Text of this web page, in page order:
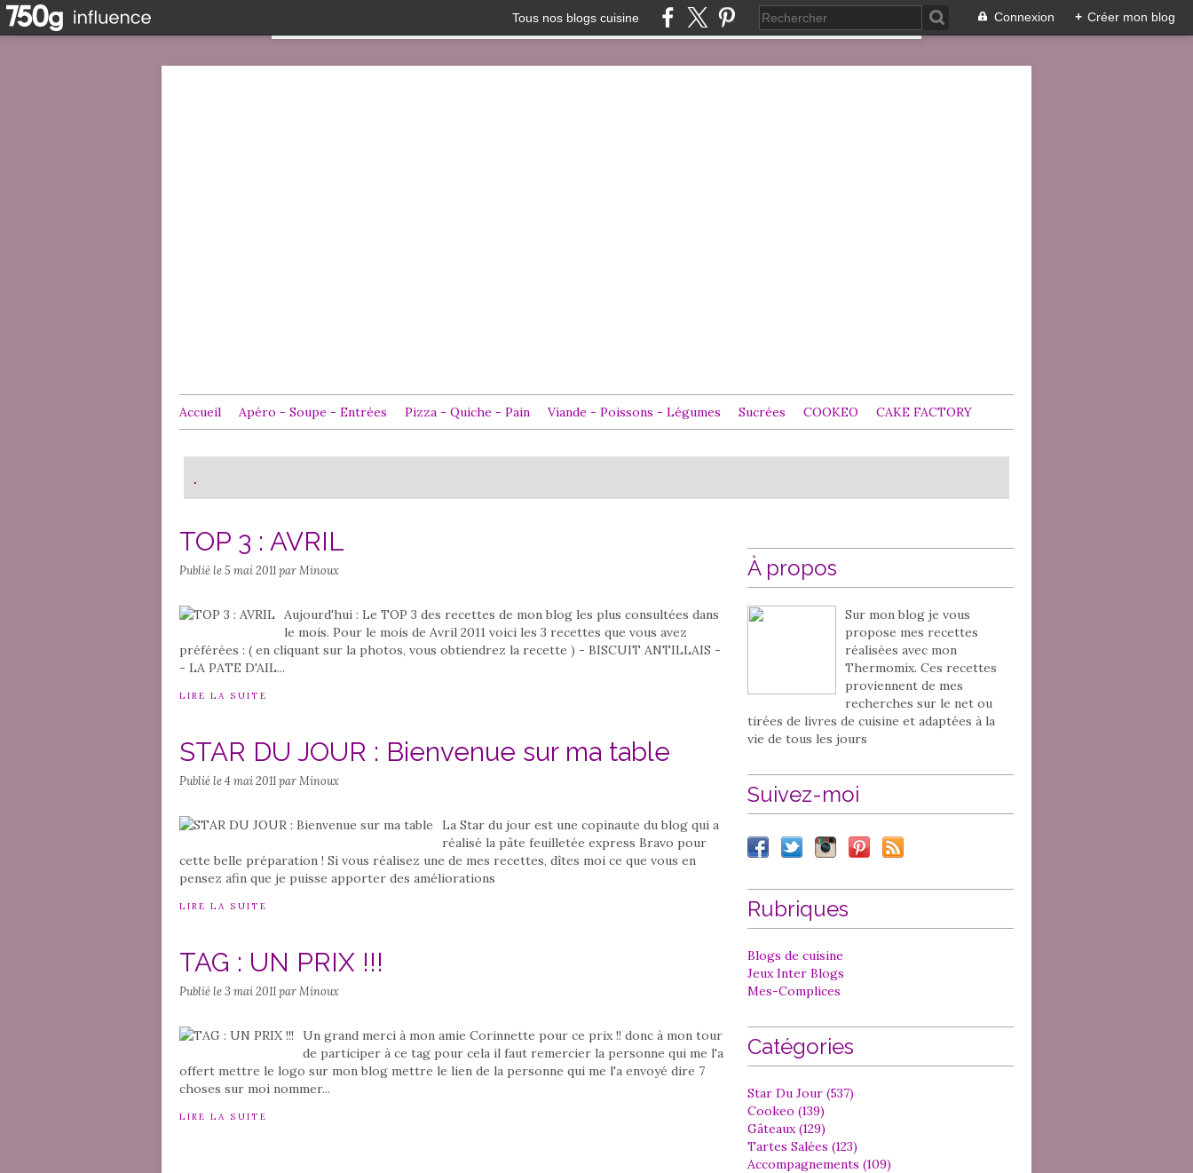
Tous nos blogs cuisine Connexion + Créer mon blog
Accueil Apéro - Soupe - Entrées Pizza - Quiche - Pain Viande - Poissons - Légumes Sucrées COOKEO CAKE FACTORY
.
TOP 3 : AVRIL
Publié le5 mai 2011par Minoux
Aujourd'hui : Le TOP 3 des recettes de mon blog les plus consultées dans
le mois. Pour le mois de Avril 2011 voici les 3 recettes que vous avez
préférées : ( en cliquant sur la photos, vous obtiendrez la recette ) - BISCUIT ANTILLAIS -
- LA PATE D'AIL...
LIRE LA SUITE
STAR DU JOUR : Bienvenue sur ma table
Publié le4 mai 2011par Minoux
La Star du jour est une copinaute du blog qui a
réalisé la pâte feuilletée express Bravo pour
cette belle préparation ! Si vous réalisez une de mes recettes, dîtes moi ce que vous en
pensez afin que je puisse apporter des améliorations
LIRE LA SUITE
TAG : UN PRIX !!!
Publié le3 mai 2011par Minoux
Un grand merci à mon amie Corinnette pour ce prix !! donc à mon tour
de participer à ce tag pour cela il faut remercier la personne qui me l'a
offert mettre le logo sur mon blog mettre le lien de la personne qui me l'a envoyé dire 7
choses sur moi nommer...
LIRE LA SUITE
À propos
Sur mon blog je vous
propose mes recettes
réalisées avec mon
Thermomix. Ces recettes
proviennent de mes
recherches sur le net ou
tirées de livres de cuisine et adaptées à la
vie de tous les jours
Suivez-moi
Rubriques
Blogs de cuisine
Jeux Inter Blogs
Mes-Complices
Catégories
Star Du Jour (537)
Cookeo (139)
Gâteaux (129)
Tartes Salées (123)
Accompagnements (109)